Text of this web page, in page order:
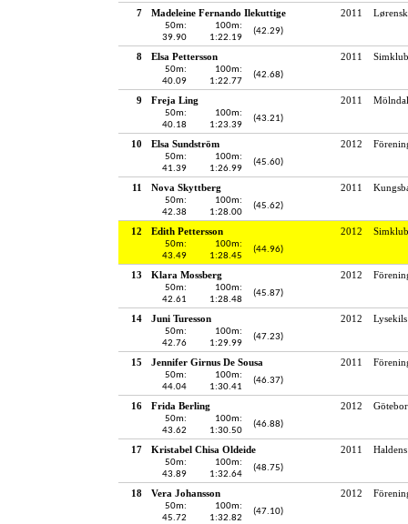
7 Madeleine Fernando Ilekuttige 2011
50m:
39.90
100m:
1:22.19
(42.29)
8 Elsa Pettersson 2011
50m:
40.09
100m:
1:22.77
(42.68)
9 Freja Ling 2011
50m:
40.18
100m:
1:23.39
(43.21)
10 Elsa Sundström 2012
50m:
41.39
100m:
1:26.99
(45.60)
11 Nova Skyttberg 2011
50m:
42.38
100m:
1:28.00
(45.62)
12 Edith Pettersson 2012
50m:
43.49
100m:
1:28.45
(44.96)
13 Klara Mossberg 2012
50m:
42.61
100m:
1:28.48
(45.87)
14 Juni Turesson 2012
50m:
42.76
100m:
1:29.99
(47.23)
15 Jennifer Girnus De Sousa 2011
50m:
44.04
100m:
1:30.41
(46.37)
16 Frida Berling 2012
50m:
43.62
100m:
1:30.50
(46.88)
17 Kristabel Chisa Oldeide 2011
50m:
43.89
100m:
1:32.64
(48.75)
18 Vera Johansson 2012
50m:
45.72
100m:
1:32.82
(47.10)